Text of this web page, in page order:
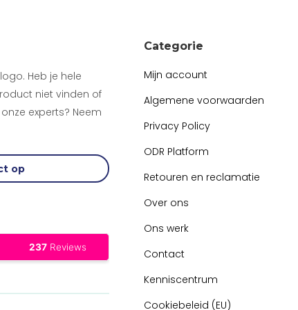
Heb je hele
niet vinden of
experts? Neem
op
Categorie
Mijn account
Algemene voorwaarden
Privacy Policy
ODR Platform
Retouren en reclamatie
Over ons
Ons werk
Contact
Kenniscentrum
Cookiebeleid (EU)